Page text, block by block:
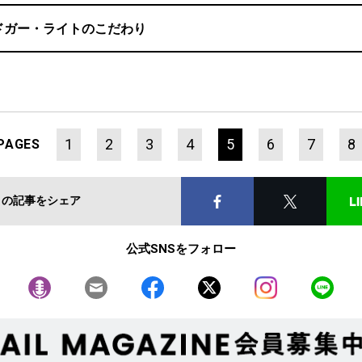
ガー・ライトのこだわり
1 2 3 4 5 6 7 8
記事をシェア
公式SNSをフォロー